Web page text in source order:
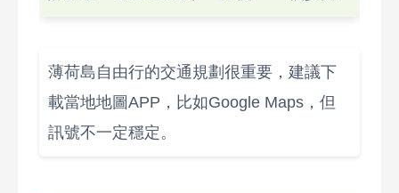
薄荷島自由行的交通規劃很重要，建議下
載當地地圖APP，比如Google Maps，但
訊號不一定穩定。